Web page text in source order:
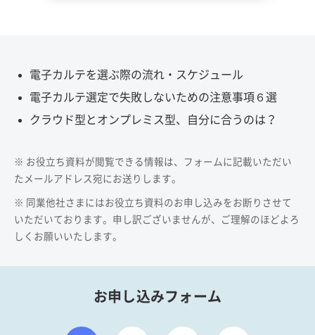
電子カルテを選ぶ際の流れ・スケジュール
電子カルテ選定で失敗しないための注意事項６選
クラウド型とオンプレミス型、自分に合うのは？
※ お役立ち資料が閲覧できる情報は、フォームに記載いただい
たメールアドレス宛にお送りします。
※ 同業他社さまにはお役立ち資料のお申し込みをお断りさせて
いただいております。申し訳ございませんが、ご理解のほどよろ
しくお願いいたします。
お申し込みフォーム